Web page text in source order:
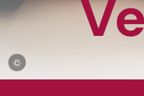
Copyright-Information: